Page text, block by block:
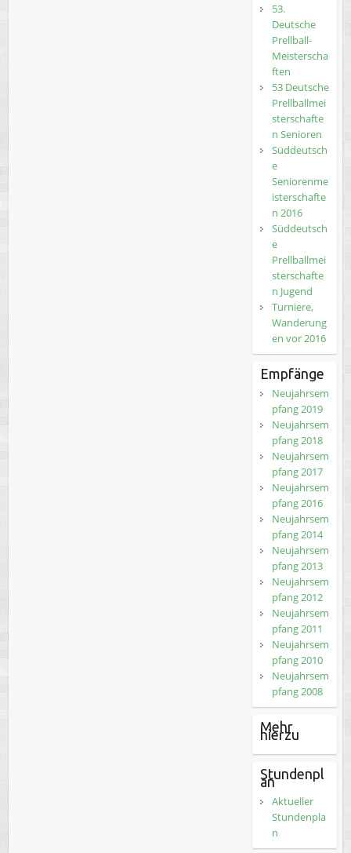
53.
Deutsche
Prellball-
Meisterscha
ften
53 Deutsche
Prellballmei
sterschafte
n Senioren
Süddeutsch
e
Seniorenme
isterschafte
n 2016
Süddeutsch
e
Prellballmei
sterschafte
n Jugend
Turniere,
Wanderung
en vor 2016
Empfänge
Neujahrsem
pfang 2019
Neujahrsem
pfang 2018
Neujahrsem
pfang 2017
Neujahrsem
pfang 2016
Neujahrsem
pfang 2014
Neujahrsem
pfang 2013
Neujahrsem
pfang 2012
Neujahrsem
pfang 2011
Neujahrsem
pfang 2010
Neujahrsem
pfang 2008
Mehr
hierzu
Stundenpl
an
Aktueller
Stundenpla
n